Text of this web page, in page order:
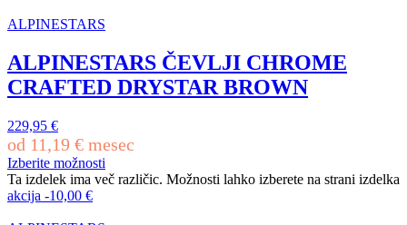
ALPINESTARS
ALPINESTARS ČEVLJI CHROME
CRAFTED DRYSTAR BROWN
229,95 €
od 11,19 € mesec
Izberite možnosti
Ta izdelek ima več različic. Možnosti lahko izberete na strani izdelka
akcija -10,00 €